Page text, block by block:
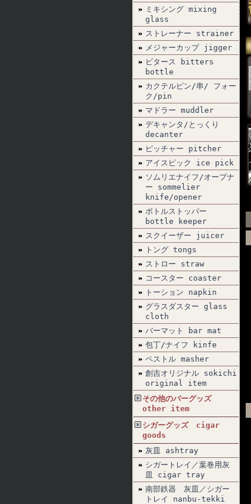
ミキシング mixing
glass
ストレーナー strainer
メジャーカップ jigger
ビタース bitters
bottle
カクテルピン/串/ フォー
ク/pin
マドラー muddler
デキャンタ/とっくり
decanter
ピッチャー pitcher
アイスピック ice pick
ソムリエナイフ/オープナ
ー sommelier
knife/opener
ボトルストッパー
bottle keeper
スクイーザー juicer
トング tongs
ストロー straw
コースター coaster
トーション napkin
グラスダスター glass
cloth
バーマット bar mat
包丁/ナイフ kinfe
ペストル masher
創吉オリジナル sokichi
original item
その他のバーグッズ
other item
シガーグッズ cigar
goods
灰皿 ashtray
シガートレイ／葉巻用灰
皿 cigar tray
南部鉄器 灰皿／シガー
トレイ nanbu-tekki